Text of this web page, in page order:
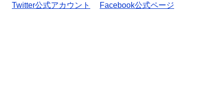
Twitter公式アカウント
Facebook公式ページ